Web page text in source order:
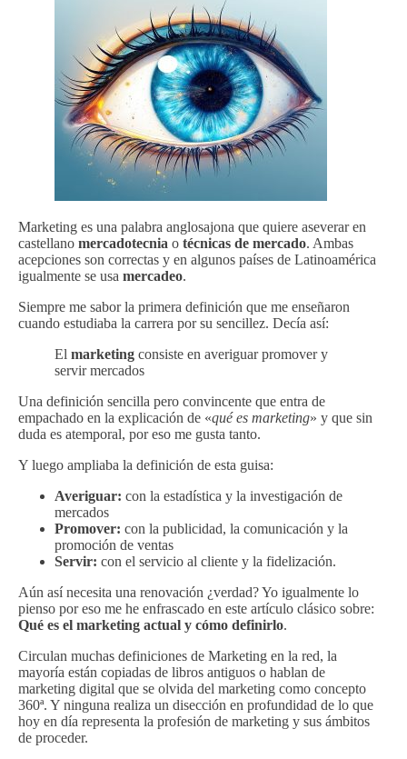
Marketing es una palabra anglosajona que quiere aseverar en
castellano mercadotecnia o técnicas de mercado. Ambas
acepciones son correctas y en algunos países de Latinoamérica
igualmente se usa mercadeo.
Siempre me sabor la primera definición que me enseñaron
cuando estudiaba la carrera por su sencillez. Decía así:
El marketing consiste en averiguar promover y
servir mercados
Una definición sencilla pero convincente que entra de
empachado en la explicación de «qué es marketing» y que sin
duda es atemporal, por eso me gusta tanto.
Y luego ampliaba la definición de esta guisa:
Averiguar: con la estadística y la investigación de
mercados
Promover: con la publicidad, la comunicación y la
promoción de ventas
Servir: con el servicio al cliente y la fidelización.
Aún así necesita una renovación ¿verdad? Yo igualmente lo
pienso por eso me he enfrascado en este artículo clásico sobre:
Qué es el marketing actual y cómo definirlo.
Circulan muchas definiciones de Marketing en la red, la
mayoría están copiadas de libros antiguos o hablan de
marketing digital que se olvida del marketing como concepto
360ª. Y ninguna realiza un disección en profundidad de lo que
hoy en día representa la profesión de marketing y sus ámbitos
de proceder.